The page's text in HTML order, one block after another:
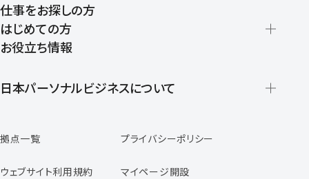
仕事をお探しの方
はじめての方
登録から就業開始までの流れ
お役立ち情報
日本パーソナルビジネスについて
スタッフの声
専任コンサルタントの声
拠点一覧 プライバシーポリシー
ウェブサイト利用規約 マイページ開設